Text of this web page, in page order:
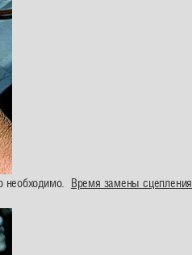
необходимо. Время замены сцепления